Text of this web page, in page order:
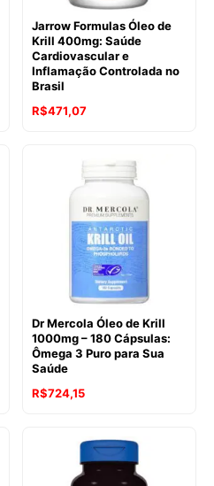
Jarrow Formulas Óleo de
Krill 400mg: Saúde
Cardiovascular e
Inflamação Controlada no
Brasil
R$471,07
Dr Mercola Óleo de Krill
1000mg – 180 Cápsulas:
Ômega 3 Puro para Sua
Saúde
R$724,15